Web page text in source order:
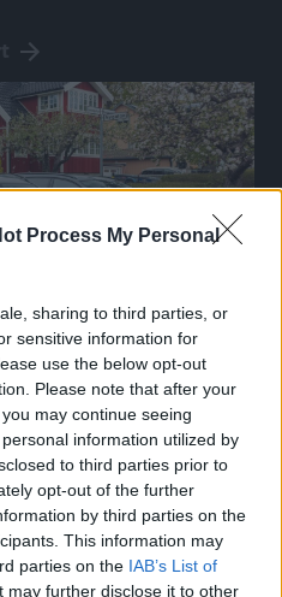
Process My Personal
sharing to third parties, or
sensitive information for
use the below opt-out
Please note that after your
may continue seeing
information utilized by
to third parties prior to
opt-out of the further
by third parties on the
This information may
parties on the IAB’s List of
may further disclose it to other
– blir omkörd
nackdel.